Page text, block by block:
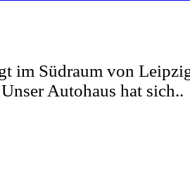
im Südraum von
Autohaus hat sich..